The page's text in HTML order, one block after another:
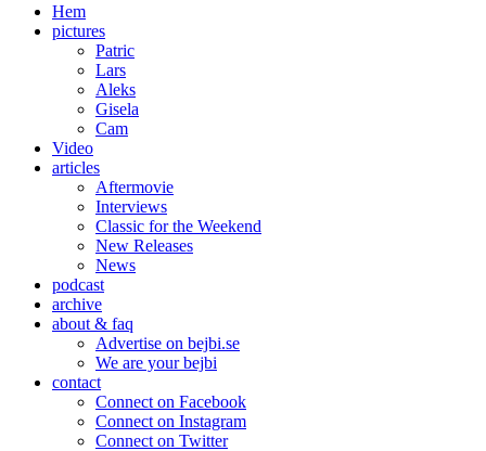
Hem
pictures
Patric
Lars
Aleks
Gisela
Cam
Video
articles
Aftermovie
Interviews
Classic for the Weekend
New Releases
News
podcast
archive
about & faq
Advertise on bejbi.se
We are your bejbi
contact
Connect on Facebook
Connect on Instagram
Connect on Twitter